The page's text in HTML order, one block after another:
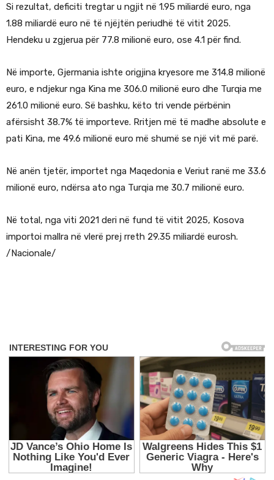
Si rezultat, deficiti tregtar u ngjit në 1.95 miliardë euro, nga
1.88 miliardë euro në të njëjtën periudhë të vitit 2025.
Hendeku u zgjerua për 77.8 milionë euro, ose 4.1 për find.
Në importe, Gjermania ishte origjina kryesore me 314.8 milionë
euro, e ndjekur nga Kina me 306.0 milionë euro dhe Turqia me
261.0 milionë euro. Së bashku, këto tri vende përbënin
afërsisht 38.7% të importeve. Rritjen më të madhe absolute e
pati Kina, me 49.6 milionë euro më shumë se një vit më parë.
Në anën tjetër, importet nga Maqedonia e Veriut ranë me 33.6
milionë euro, ndërsa ato nga Turqia me 30.7 milionë euro.
Në total, nga viti 2021 deri në fund të vitit 2025, Kosova
importoi mallra në vlerë prej rreth 29.35 miliardë eurosh.
/Nacionale/